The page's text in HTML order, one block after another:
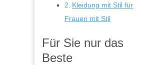
Kleidung mit Stil für
Frauen mit Stil
Für Sie nur das
Beste